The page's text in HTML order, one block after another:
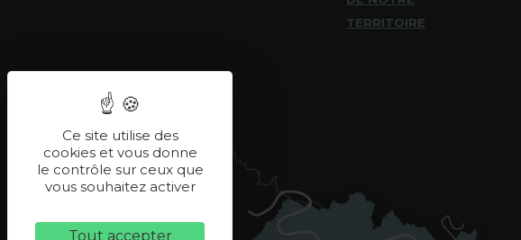
TERRITOIRE
Ce site utilise des
cookies et vous donne
le contrôle sur ceux que
vous souhaitez activer
Tout accepter